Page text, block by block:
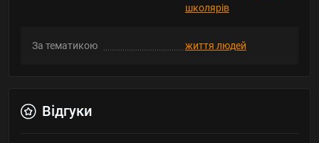
школярів
За тематикою життя людей
Відгуки